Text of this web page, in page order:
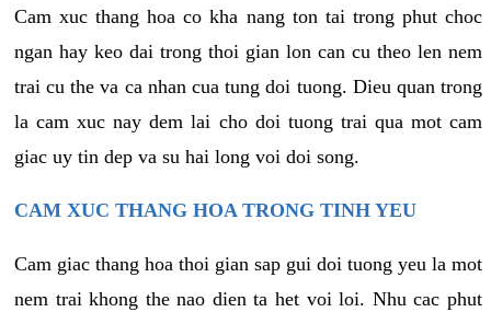
Cam xuc thang hoa co kha nang ton tai trong phut choc
ngan hay keo dai trong thoi gian lon can cu theo len nem
trai cu the va ca nhan cua tung doi tuong. Dieu quan trong
la cam xuc nay dem lai cho doi tuong trai qua mot cam
giac uy tin dep va su hai long voi doi song.
CAM XUC THANG HOA TRONG TINH YEU
Cam giac thang hoa thoi gian sap gui doi tuong yeu la mot
nem trai khong the nao dien ta het voi loi. Nhu cac phut